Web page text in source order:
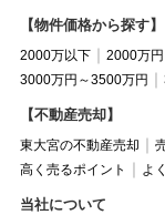
【物件価格から探す】
2000万以下 2000万
3000万円～3500万円
【不動産売却】
東大宮の不動産売却
高く売るポイント
よ
当社について